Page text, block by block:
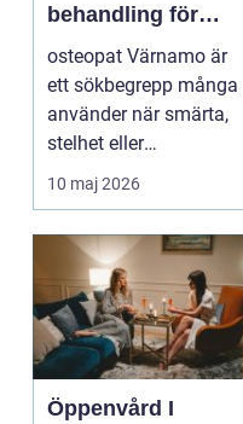
behandling för
minskad smärta
och Ökad rörlighet
osteopat Värnamo är
ett sökbegrepp många
använder när smärta,
stelhet eller
återkommande värk
börjar...
10 maj 2026
Öppenvård I